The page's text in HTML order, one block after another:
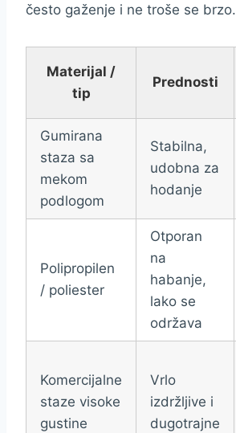
često gaženje i ne troše se brzo.
Materijal /
tip
Prednosti
Gumirana
staza sa
mekom
podlogom
Stabilna,
udobna za
hodanje
Polipropilen
/ poliester
Otporan
na
habanje,
lako se
održava
Komercijalne
staze visoke
gustine
Vrlo
izdržljive i
dugotrajne